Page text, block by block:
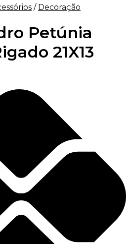
/ Decoração
Petúnia
21X13